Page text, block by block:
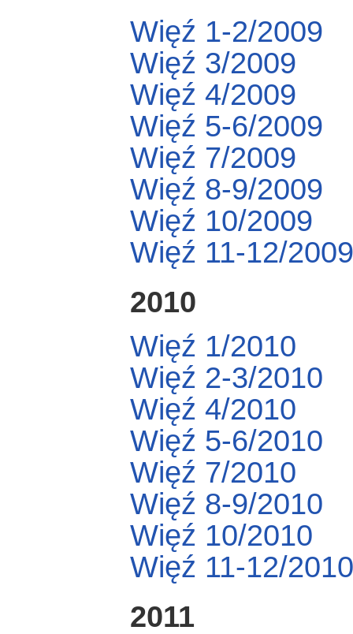
Więź 1-2/2009
Więź 3/2009
Więź 4/2009
Więź 5-6/2009
Więź 7/2009
Więź 8-9/2009
Więź 10/2009
Więź 11-12/2009
2010
Więź 1/2010
Więź 2-3/2010
Więź 4/2010
Więź 5-6/2010
Więź 7/2010
Więź 8-9/2010
Więź 10/2010
Więź 11-12/2010
2011